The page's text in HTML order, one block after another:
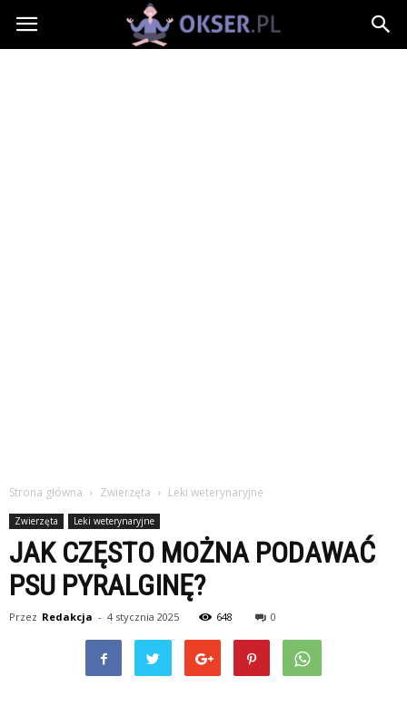
Okser.pl
Strona główna Zwierzęta Leki weterynaryjne
Zwierzęta Leki weterynaryjne
JAK CZĘSTO MOŻNA PODAWAĆ
PSU PYRALGINĘ?
Przez Redakcja - 4 stycznia 2025 648 0